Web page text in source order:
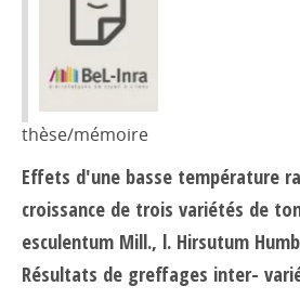
thèse/mémoire
Effets d'une basse température
croissance de trois variétés de
esculentum Mill., l. Hirsutum
Résultats de greffages inter-